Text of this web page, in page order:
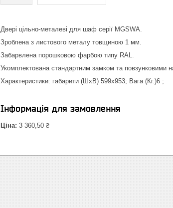
Двері цільно-металеві для шаф серії MGSWA.
Зроблена з листового металу товщиною 1 мм.
Забарвлена порошковою фарбою типу RAL.
Укомплектована стандартним замком та повзунковими
Характеристики: габарити (ШхВ) 599х953; Вага (Кг.)6 ;
Інформація для замовлення
Ціна: 3 360,50 ₴